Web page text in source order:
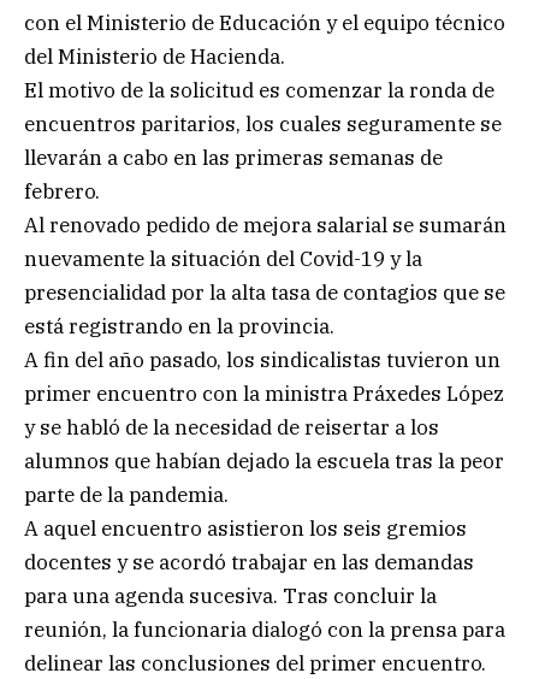
con el Ministerio de Educación y el equipo técnico
del Ministerio de Hacienda.
El motivo de la solicitud es comenzar la ronda de
encuentros paritarios, los cuales seguramente se
llevarán a cabo en las primeras semanas de
febrero.
Al renovado pedido de mejora salarial se sumarán
nuevamente la situación del Covid-19 y la
presencialidad por la alta tasa de contagios que se
está registrando en la provincia.
A fin del año pasado, los sindicalistas tuvieron un
primer encuentro con la ministra Práxedes López
y se habló de la necesidad de reisertar a los
alumnos que habían dejado la escuela tras la peor
parte de la pandemia.
A aquel encuentro asistieron los seis gremios
docentes y se acordó trabajar en las demandas
para una agenda sucesiva. Tras concluir la
reunión, la funcionaria dialogó con la prensa para
delinear las conclusiones del primer encuentro.